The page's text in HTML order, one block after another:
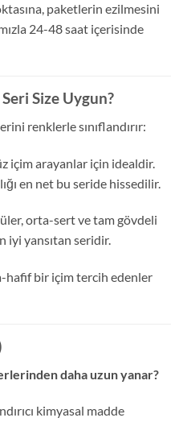
paketlerin ezilmesini
24-48 saat içerisinde
Size Uygun?
renklerle sınıflandırır:
içim arayanlar için idealdir.
en net bu seride hissedilir.
orta-sert ve tam gövdeli
iyi yansıtan seridir.
hafif bir içim tercih edenler
daha uzun yanar?
kimyasal madde